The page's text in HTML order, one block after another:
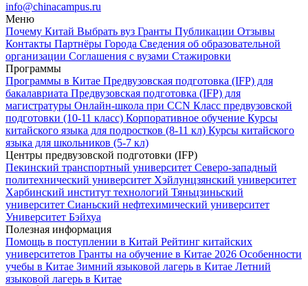
info@chinacampus.ru
Меню
Почему Китай Выбрать вуз Гранты Публикации Отзывы
Контакты Партнёры Города Сведения об образовательной
организации Соглашения с вузами Стажировки
Программы
Программы в Китае Предвузовская подготовка (IFP) для
бакалавриата Предвузовская подготовка (IFP) для
магистратуры Онлайн-школа при CCN Класс предвузовской
подготовки (10-11 класс) Корпоративное обучение Курсы
китайского языка для подростков (8-11 кл) Курсы китайского
языка для школьников (5-7 кл)
Центры предвузовской подготовки (IFP)
Пекинский транспортный университет Северо-западный
политехнический университет Хэйлунцзянский университет
Харбинский институт технологий Тяньцзиньский
университет Сианьский нефтехимический университет
Университет Бэйхуа
Полезная информация
Помощь в поступлении в Китай Рейтинг китайских
университетов Гранты на обучение в Китае 2026 Особенности
учебы в Китае Зимний языковой лагерь в Китае Летний
языковой лагерь в Китае